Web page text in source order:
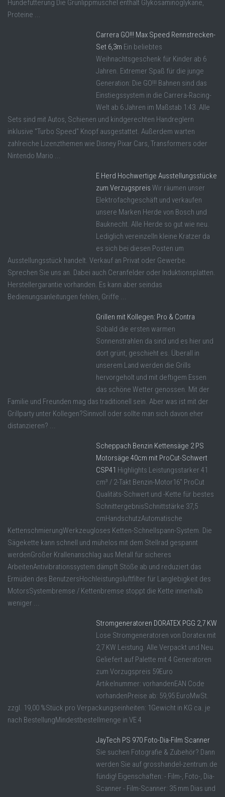
Hundefütterung Die Grünlippmuschel enthält Glykosaminoglykane,
Proteine ...
Carrera GO!!! Max Speed Rennstrecken-
Set 6,3m Ein beliebtes
Weihnachtsgeschenk für Kinder ab 6
Jahren. Extremer Spaß für die junge
Generation: Die GO!!! Bahnen sind das
Einstiegssystem in die Carrera-Racing-
Welt ab 6 Jahren im Maßstab 1:43. Alle
Sets sind mit Autos, Schienen und kindgerechten Handreglern
inklusive "Turbo Speed" Knopf ausgestattet. Außerdem warten
zahlreiche Lizenzthemen wie Disney Pixar Cars, Transformers oder
Nintendo Mario ...
E Herd Hochwertige Ausstellungsstücke
zum Verzugspreis Wir räumen unser
Elektrofachgeschäft und verkaufen
unsere Marken Herde von Bosch und
Bauknecht. Alle Herde so gut wie neu.
Lediglich vereinzelln kleine Kratzer da
es sich bei diesen Posten um
Ausstellungsstück handelt. Verkauf an Privat oder Gewerbe.
Sprechen Sie uns an. Dabei auch Ceranfelder oder Induktionsplatten.
Herstellergarantie vorhanden. Es kann aber seindas
Bedienungsanleitungen fehlen, Griffe ...
Grillen mit Kollegen: Pro & Contra
Sobald die ersten warmen
Sonnenstrahlen da sind und es hier und
dort grünt, geschieht es. Überall in
unserem Land werden die Grills
hervorgeholt und mit deftigem Essen
das schöne Wetter genossen. Mit der
Familie und Freunden mag das traditionell sein. Aber was ist mit der
Grillparty unter Kollegen?Sinnvoll oder sollte man sich davon eher
distanzieren? ...
Scheppach Benzin Kettensäge 2 PS
Motorsäge 40cm mit ProCut-Schwert
CSP41 Highlights Leistungsstarker 41
cm³ / 2-Takt Benzin-Motor16" ProCut
Qualitäts-Schwert und -Kette für bestes
SchnittergebnisSchnittstärke 37,5
cmHandschutzAutomatische
KettenschmierungWerkzeugloses Ketten-Schnellspann-System. Die
Sägekette kann schnell und mühelos mit dem Stellrad gespannt
werdenGroßer Krallenanschlag aus Metall für sicheres
ArbeitenAntivibrationssystem dämpft Stöße ab und reduziert das
Ermüden des BenutzersHochleistungsluftfilter für Langlebigkeit des
MotorsSystembremse / Kettenbremse stoppt die Kette innerhalb
weniger ...
Stromgeneratoren DORATEX PGG 2,7 KW
Lose Stromgeneratoren von Doratex mit
2,7 KW Leistung. Alle Verpackt und Neu.
Geliefert auf Palette mit 4 Generatoren
zum Vorzugspreis 59Euro
Artikelnummer: vorhandenEAN Code
vorhandenPreise ab: 59,95 EuroMwSt.
zzgl. 19,00 %Stück pro Verpackungseinheiten: 1Gewicht in KG ca. je
nach BestellungMindestbestellmenge in VE 4
JayTech PS 970 Foto-Dia-Film Scanner
Sie suchen Fotografie & Zubehör? Dann
werden Sie auf grosshandel-zentrum.de
fündig! Eigenschaften: - Film-, Foto-, Dia-
Scanner - Film-Scanner: 35 mm Dias und